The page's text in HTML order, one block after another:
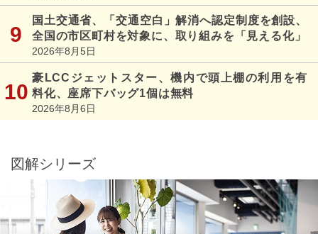
国土交通省、「交通空白」解消へ認定制度を創設、
全国の市区町村を対象に、取り組みを「見える化」
2026年8月5日
豪LCCジェットスター、機内で頭上棚の利用を有
料化、座席下バッグ1個は無料
2026年8月6日
図解シリーズ